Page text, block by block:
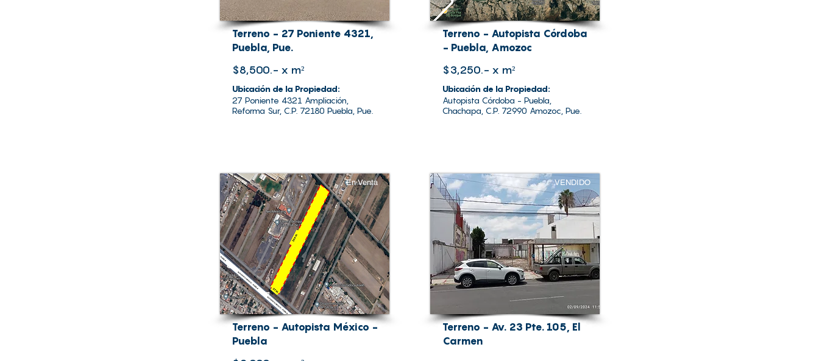
Terreno - 27 Poniente 4321,
Puebla, Pue.
$8,500.- x m²
Ubicación de la Propiedad:
27 Poniente 4321 Ampliación,
Reforma Sur, C.P. 72180 Puebla, Pue.
En Venta
Terreno - Autopista México -
Puebla
Terreno - Autopista Córdoba
- Puebla, Amozoc
$3,250.- x m²
Ubicación de la Propiedad:
Autopista Córdoba - Puebla,
Chachapa, C.P. 72990 Amozoc, Pue.
VENDIDO
Terreno - Av. 23 Pte. 105, El
Carmen